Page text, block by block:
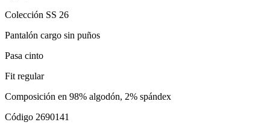
Colección SS 26
Pantalón cargo sin puños
Pasa cinto
Fit regular
Composición en 98% algodón, 2% spándex
Código 2690141